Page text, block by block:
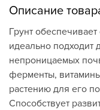
Описание
Грунт
идеально подходит
непроницаемых
ферменты,
растению для его
Способствует